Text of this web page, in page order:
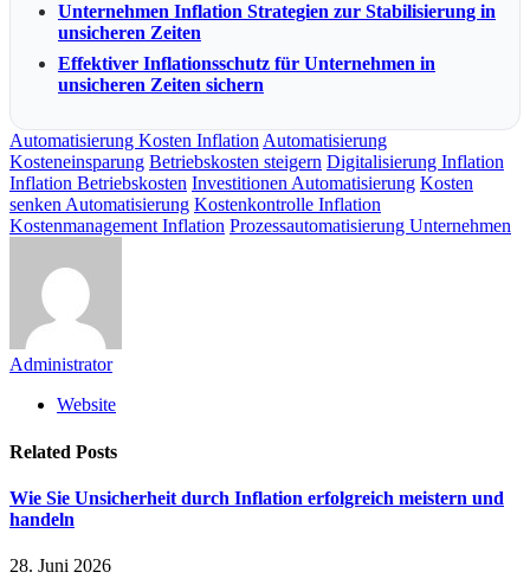
Unternehmen Inflation Strategien zur Stabilisierung in
unsicheren Zeiten
Effektiver Inflationsschutz für Unternehmen in
unsicheren Zeiten sichern
Automatisierung Kosten InflationAutomatisierung
Kosteneinsparung Betriebskosten steigern Digitalisierung Inflation
Inflation Betriebskosten Investitionen Automatisierung Kosten
senken Automatisierung Kostenkontrolle Inflation
Kostenmanagement Inflation Prozessautomatisierung Unternehmen
Administrator
Website
Related Posts
Wie Sie Unsicherheit durch Inflation erfolgreich meistern und
handeln
28. Juni 2026